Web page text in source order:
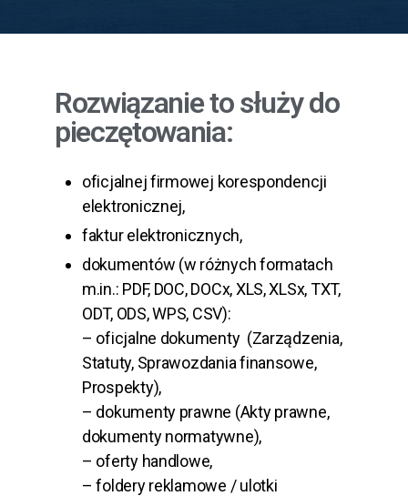
Rozwiązanie to służy do
pieczętowania:
oficjalnej firmowej korespondencji
elektronicznej,
faktur elektronicznych,
dokumentów (w różnych formatach
m.in.: PDF, DOC, DOCx, XLS, XLSx, TXT,
ODT, ODS, WPS, CSV):
– oficjalne dokumenty (Zarządzenia,
Statuty, Sprawozdania finansowe,
Prospekty),
– dokumenty prawne (Akty prawne,
dokumenty normatywne),
– oferty handlowe,
– foldery reklamowe / ulotki